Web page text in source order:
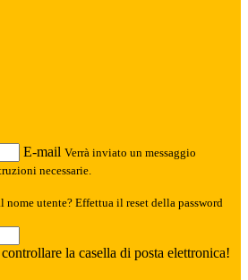
E-mail Verrà inviato un messaggio
necessarie.
nome utente? Effettua il reset della password
la casella di posta elettronica!